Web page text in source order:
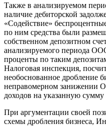
Также в анализируемом
наличие дебиторской
«Содействие»
по ним средства были
собственном депозитном
анализируемого периода
проценты по таким
Налоговая инспекция,
необоснованное дробление
неправомерном занижении
доходов на указанную сумму
При аргументации своей
схемы дробления бизнеса,